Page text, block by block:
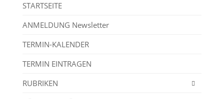
STARTSEITE
ANMELDUNG Newsletter
TERMIN-KALENDER
TERMIN EINTRAGEN
RUBRIKEN